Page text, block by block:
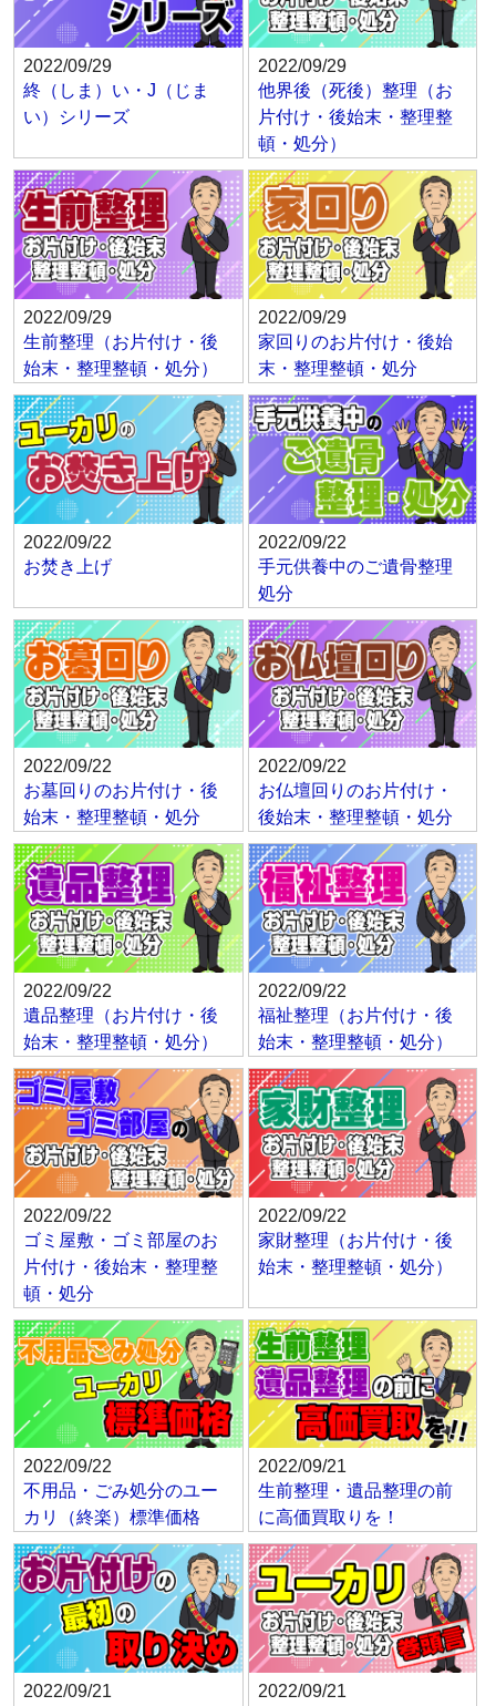
2022/09/29
終（しま）い・J（じま
い）シリーズ
2022/09/29
他界後（死後）整理（お
片付け・後始末・整理整
頓・処分）
2022/09/29
生前整理（お片付け・後
始末・整理整頓・処分）
2022/09/29
家回りのお片付け・後始
末・整理整頓・処分
2022/09/22
お焚き上げ
2022/09/22
手元供養中のご遺骨整理
処分
2022/09/22
お墓回りのお片付け・後
始末・整理整頓・処分
2022/09/22
お仏壇回りのお片付け・
後始末・整理整頓・処分
2022/09/22
遺品整理（お片付け・後
始末・整理整頓・処分）
2022/09/22
福祉整理（お片付け・後
始末・整理整頓・処分）
2022/09/22
ゴミ屋敷・ゴミ部屋のお
片付け・後始末・整理整
頓・処分
2022/09/22
家財整理（お片付け・後
始末・整理整頓・処分）
2022/09/22
不用品・ごみ処分のユー
カリ（終楽）標準価格
2022/09/21
生前整理・遺品整理の前
に高価買取りを！
2022/09/21 2022/09/21